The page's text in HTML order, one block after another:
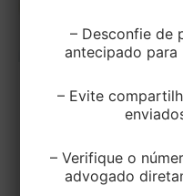
CIVEL
A falta de
por meio diverso
– Desconfie de
antecipado para
– Evite
– Verifique o
advogado